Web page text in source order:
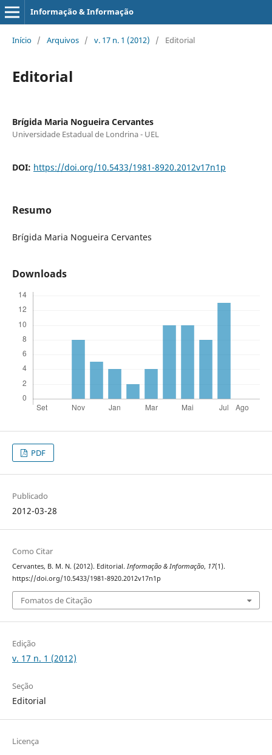
Informação & Informação
Início / Arquivos / v. 17 n. 1 (2012) / Editorial
Editorial
Brígida Maria Nogueira Cervantes
Universidade Estadual de Londrina - UEL
DOI: https://doi.org/10.5433/1981-8920.2012v17n1p
Resumo
Brígida Maria Nogueira Cervantes
Downloads
PDF
Publicado
2012-03-28
Como Citar
Cervantes, B. M. N. (2012). Editorial. Informação & Informação, 17(1).
https://doi.org/10.5433/1981-8920.2012v17n1p
Fomatos de Citação
Edição
v. 17 n. 1 (2012)
Seção
Editorial
Licença